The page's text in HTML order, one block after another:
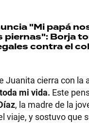
"Mi papá
piernas": Borja
contra el
Juanita cierra con
mi vida. Este
, la madre de la
viaje, y sostuvo